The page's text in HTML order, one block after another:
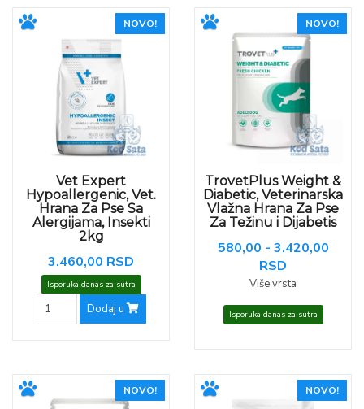
NOVO!
Vet Expert
Hypoallergenic, Vet.
Hrana Za Pse Sa
Alergijama, Insekti
2kg
3.460,00 RSD
Isporuka danas za sutra
Dodaj u
NOVO!
TrovetPlus Weight &
Diabetic, Veterinarska
Vlažna Hrana Za Pse
Za Težinu i Dijabetis
580,00 - 3.420,00
RSD
Više vrsta
Isporuka danas za sutra
NOVO! NOVO!